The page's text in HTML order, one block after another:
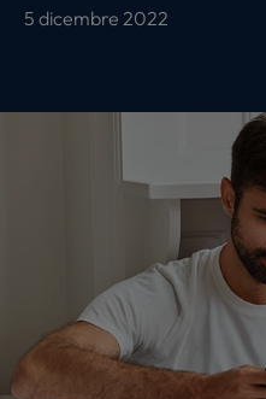
5 dicembre 2022